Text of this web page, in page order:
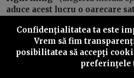
aduce acest lucru o oarecare
vinovăție de care vorbeai mai
Arșak Makician:Ajută
asta e cu tine tot timpul. Uneori
Confidenţialitatea ta este
Vrem să fim
posibilitatea să accepţi
preferinţele